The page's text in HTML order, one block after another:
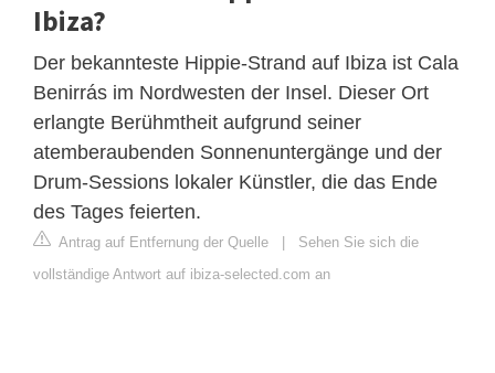
Ibiza?
Der bekannteste Hippie-Strand auf Ibiza ist Cala
Benirrás im Nordwesten der Insel. Dieser Ort
erlangte Berühmtheit aufgrund seiner
atemberaubenden Sonnenuntergänge und der
Drum-Sessions lokaler Künstler, die das Ende
des Tages feierten.
Antrag auf Entfernung der Quelle | Sehen Sie sich die
vollständige Antwort auf ibiza-selected.com an